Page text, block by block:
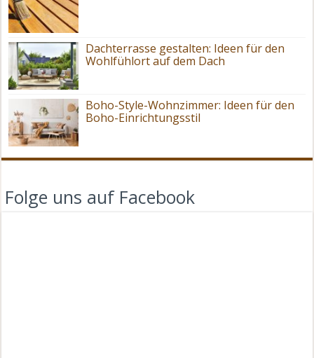
Dachterrasse gestalten: Ideen für den
Wohlfühlort auf dem Dach
Boho-Style-Wohnzimmer: Ideen für den
Boho-Einrichtungsstil
Folge uns auf Facebook